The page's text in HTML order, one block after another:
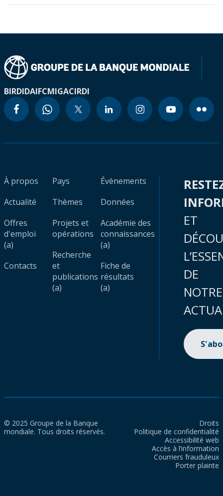
BIRDIDAIFCMIGACIRDI
À propos
Actualité
Offres
d'emploi
(a)
Contacts
Pays
Thèmes
Projets et
opérations
Recherche
et
publications
(a)
Évènements
Données
Académie des
connaissances
(a)
Fiche de
résultats
(a)
ET
DE
NOTRE
© 2025 Groupe de la Banque
mondiale. Tous droits réservés.
Droits
Politique de confidentialité
Accessibilité web
Accès à l’information
Courriers frauduleux
Porter plainte